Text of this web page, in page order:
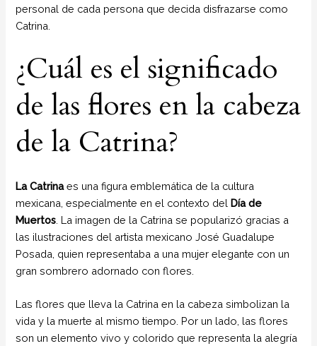
personal de cada persona que decida disfrazarse como
Catrina.
¿Cuál es el significado
de las flores en la cabeza
de la Catrina?
La Catrinaes una figura emblemática de la cultura
mexicana, especialmente en el contexto delDía de
Muertos . La imagen de la Catrina se popularizó gracias a
las ilustraciones del artista mexicano José Guadalupe
Posada, quien representaba a una mujer elegante con un
gran sombrero adornado con flores.
Las flores que lleva la Catrina en la cabeza simbolizan la
vida y la muerte al mismo tiempo. Por un lado, las flores
son un elemento vivo y colorido que representa la alegría